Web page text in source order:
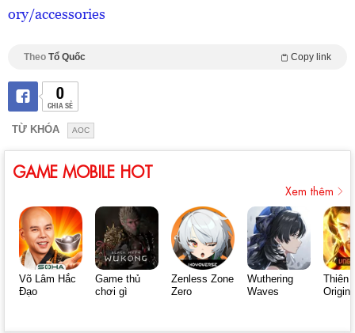
ory/accessories
Theo Tổ Quốc Copy link
0
CHIA SẺ
TỪ KHÓA AOC
GAME MOBILE HOT
Xem thêm
Võ Lâm Hắc
Đạo
Game thủ
chơi gì
Zenless Zone
Zero
Wuthering
Waves
Thiên
Origin